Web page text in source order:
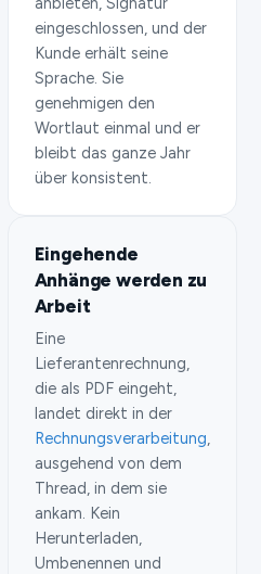
eingeschlossen, und der
Kunde erhält seine
Sprache. Sie
genehmigen den
Wortlaut einmal und er
bleibt das ganze Jahr
über konsistent.
Eingehende
Anhänge werden zu
Arbeit
Eine
Lieferantenrechnung,
die als PDF eingeht,
landet direkt in der
Rechnungsverarbeitung,
ausgehend von dem
Thread, in dem sie
ankam. Kein
Herunterladen,
Umbenennen und